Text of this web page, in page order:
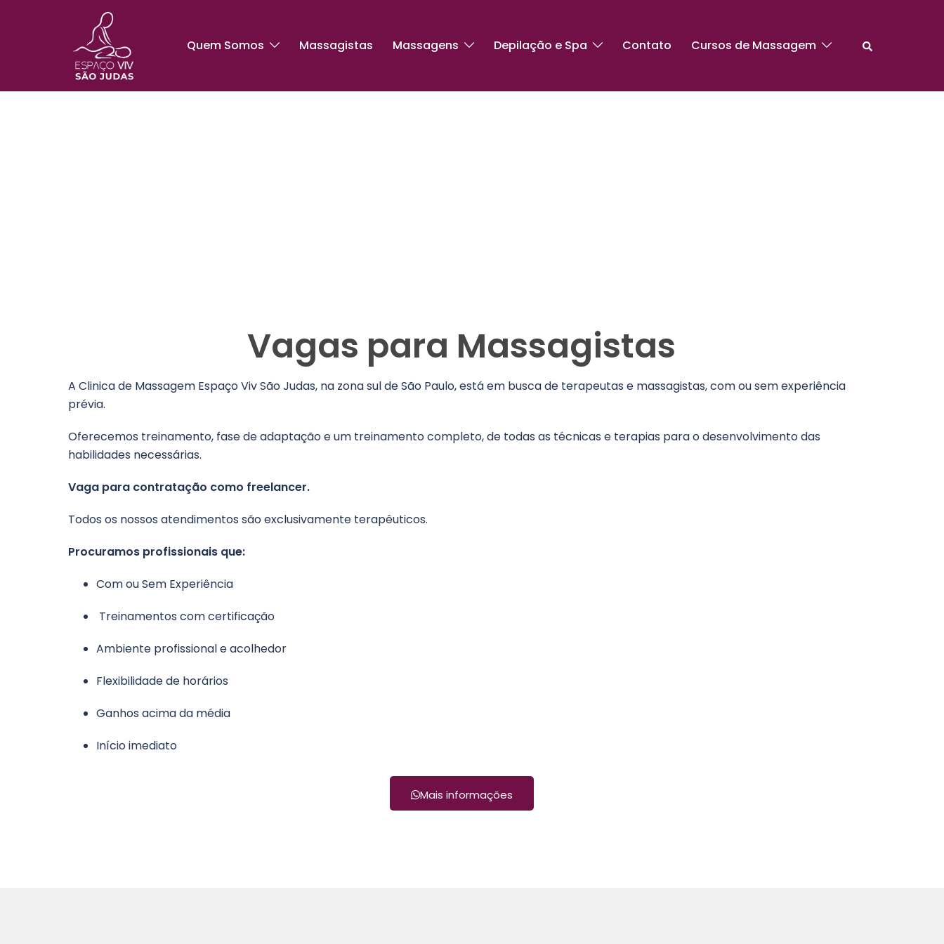
Quem Somos Massagistas Massagens Depilação e Spa Contato Cursos de Massagem
Vagas para Massagistas
A Clinica de Massagem Espaço Viv São Judas, na zona sul de São Paulo, está em busca de terapeutas e massagistas, com ou sem experiência
prévia.
Oferecemos treinamento, fase de adaptação e um treinamento completo, de todas as técnicas e terapias para o desenvolvimento das
habilidades necessárias.
Vaga para contratação como freelancer.
Todos os nossos atendimentos são exclusivamente terapêuticos.
Procuramos profissionais que:
Com ou Sem Experiência
Treinamentos com certificação
Ambiente profissional e acolhedor
Flexibilidade de horários
Ganhos acima da média
Início imediato
Mais informações